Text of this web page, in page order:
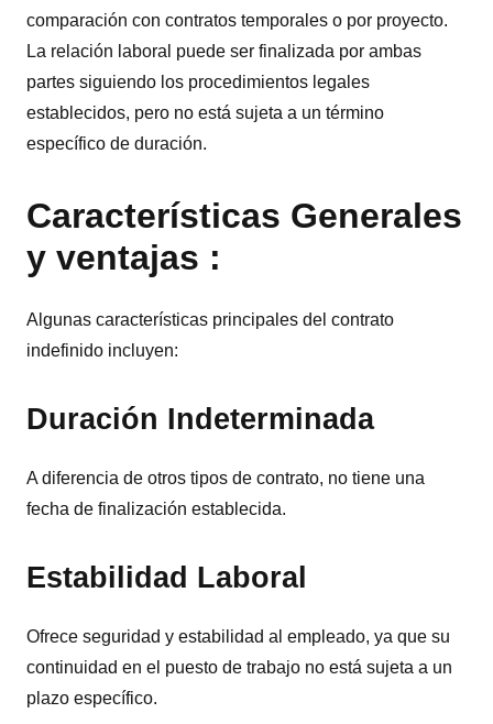
comparación con contratos temporales o por proyecto.
La relación laboral puede ser finalizada por ambas
partes siguiendo los procedimientos legales
establecidos, pero no está sujeta a un término
específico de duración.
Características Generales
y ventajas :
Algunas características principales del contrato
indefinido incluyen:
Duración Indeterminada
A diferencia de otros tipos de contrato, no tiene una
fecha de finalización establecida.
Estabilidad Laboral
Ofrece seguridad y estabilidad al empleado, ya que su
continuidad en el puesto de trabajo no está sujeta a un
plazo específico.